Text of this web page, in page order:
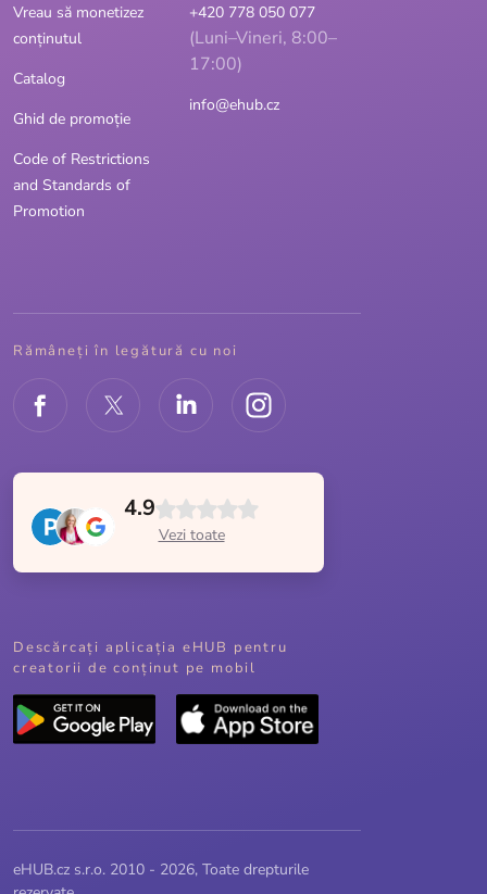
Vreau să monetizez
conținutul
Catalog
Ghid de promoție
Code of Restrictions
and Standards of
Promotion
+420 778 050 077
(Luni–Vineri, 8:00–
17:00)
info@ehub.cz
Rămâneți în legătură cu noi
4.9
Vezi toate
Descărcați aplicația eHUB pentru
creatorii de conținut pe mobil
eHUB.cz s.r.o. 2010 - 2026, Toate drepturile